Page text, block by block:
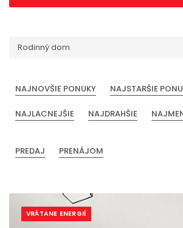
Rodinný dom
NAJNOVŠIE PONUKY NAJSTARŠIE
NAJLACNEJŠIE NAJDRAHŠIE
PREDAJ PRENÁJOM
VRÁTANE ENERGIÍ